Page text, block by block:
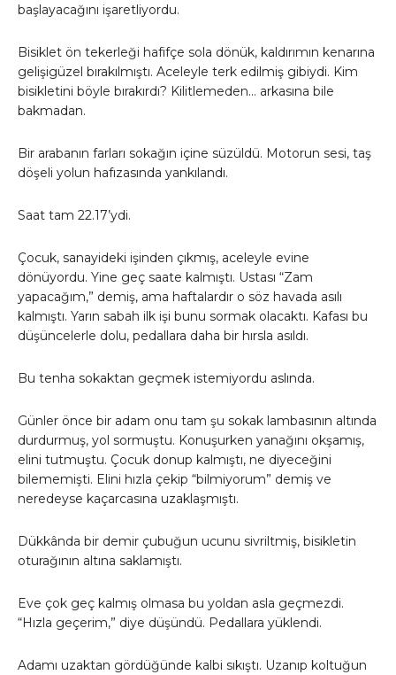
başlayacağını işaretliyordu.
Bisiklet ön tekerleği hafifçe sola dönük, kaldırımın kenarına
gelişigüzel bırakılmıştı. Aceleyle terk edilmiş gibiydi. Kim
bisikletini böyle bırakırdı? Kilitlemeden… arkasına bile
bakmadan.
Bir arabanın farları sokağın içine süzüldü. Motorun sesi, taş
döşeli yolun hafızasında yankılandı.
Saat tam 22.17’ydi.
Çocuk, sanayideki işinden çıkmış, aceleyle evine
dönüyordu. Yine geç saate kalmıştı. Ustası “Zam
yapacağım,” demiş, ama haftalardır o söz havada asılı
kalmıştı. Yarın sabah ilk işi bunu sormak olacaktı. Kafası bu
düşüncelerle dolu, pedallara daha bir hırsla asıldı.
Bu tenha sokaktan geçmek istemiyordu aslında.
Günler önce bir adam onu tam şu sokak lambasının altında
durdurmuş, yol sormuştu. Konuşurken yanağını okşamış,
elini tutmuştu. Çocuk donup kalmıştı, ne diyeceğini
bilememişti. Elini hızla çekip “bilmiyorum” demiş ve
neredeyse kaçarcasına uzaklaşmıştı.
Dükkânda bir demir çubuğun ucunu sivriltmiş, bisikletin
oturağının altına saklamıştı.
Eve çok geç kalmış olmasa bu yoldan asla geçmezdi.
“Hızla geçerim,” diye düşündü. Pedallara yüklendi.
Adamı uzaktan gördüğünde kalbi sıkıştı. Uzanıp koltuğun